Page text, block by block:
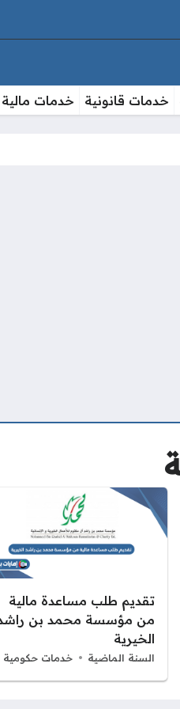
خدمات قانونية خدمات مالية
تقديم طلب مساعدة مالية
من مؤسسة محمد بن
الخيرية
السنة الماضية خدمات حكومية